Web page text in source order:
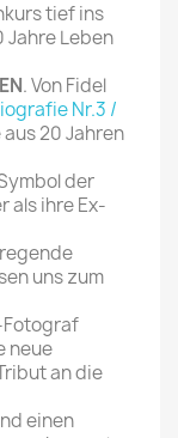
tief ins
Jahre Leben
. Von Fidel
Nr.3 /
20 Jahren
der
als ihre Ex-
uns zum
Fotograf
neue
an die
einen